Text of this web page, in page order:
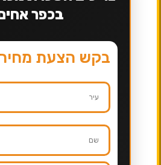
בכפר
בקש הצעת מחיר